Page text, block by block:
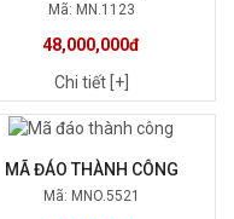
Mã: MN.1123
48,000,000đ
Chi tiết [+]
MÃ ĐÁO THÀNH CÔNG
Mã: MNO.5521